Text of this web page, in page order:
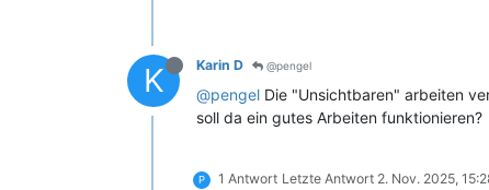
K Karin D @pengel
@pengel Die "Unsichtbaren" arbeiten
soll da ein gutes Arbeiten funktionieren?
P 1 Antwort Letzte Antwort 2. Nov. 2025,